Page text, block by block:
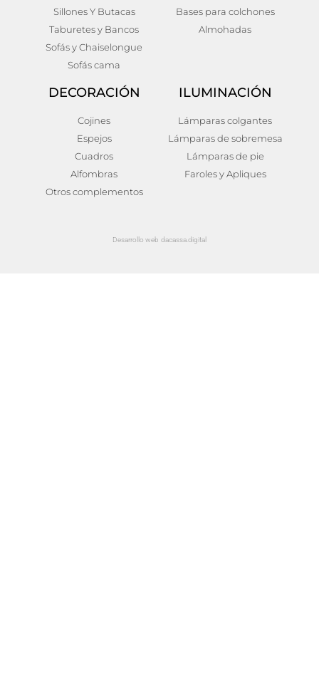
Sillones Y Butacas
Taburetes y Bancos
Sofás y Chaiselongue
Sofás cama
Bases para colchones
Almohadas
DECORACIÓN
Cojines
Espejos
Cuadros
Alfombras
Otros complementos
ILUMINACIÓN
Lámparas colgantes
Lámparas de sobremesa
Lámparas de pie
Faroles y Apliques
Desarrollo web dacassa.digital